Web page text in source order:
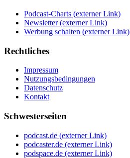
Podcast-Charts (externer Link)
Newsletter (externer Link)
Werbung schalten (externer Link)
Rechtliches
Impressum
Nutzungsbedingungen
Datenschutz
Kontakt
Schwesterseiten
podcast.de (externer Link)
podcaster.de (externer Link)
podspace.de (externer Link)